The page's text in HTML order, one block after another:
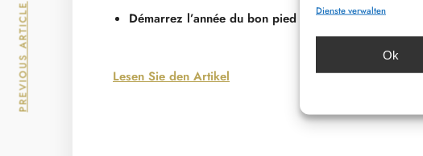
Dienste verwalten
Ok
Démarrez l’année du bon pied sans vous ruiner
Lesen Sie den Artikel
PREVIOUS ARTICLE